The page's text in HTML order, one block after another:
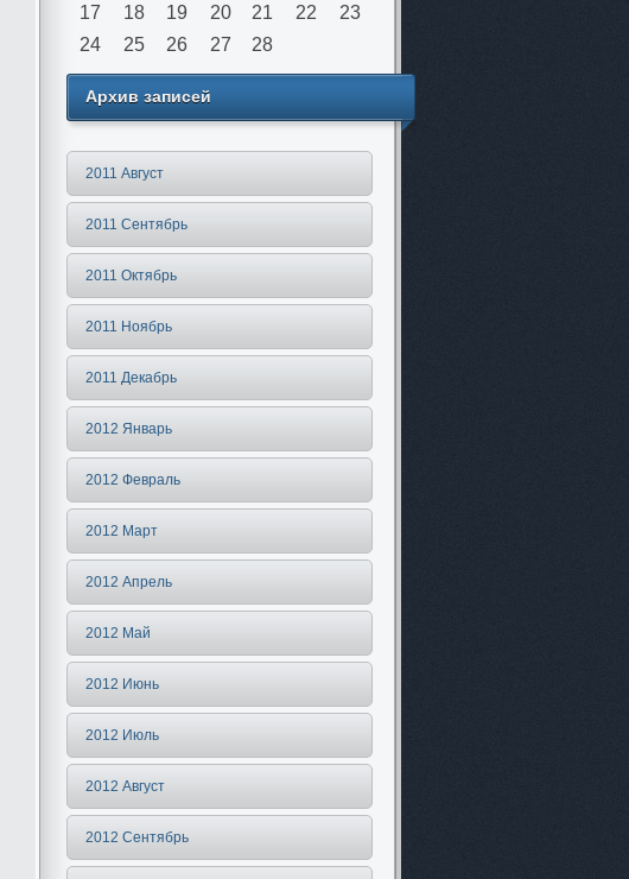
17
18 19 20 21 22
23
24
25 26 27 28
Архив записей
2011 Август
2011 Сентябрь
2011 Октябрь
2011 Ноябрь
2011 Декабрь
2012 Январь
2012 Февраль
2012 Март
2012 Апрель
2012 Май
2012 Июнь
2012 Июль
2012 Август
2012 Сентябрь